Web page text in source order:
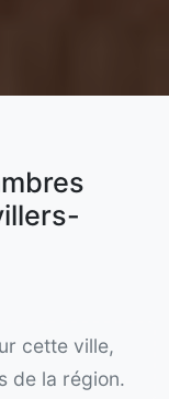
cette ville,
de la région.